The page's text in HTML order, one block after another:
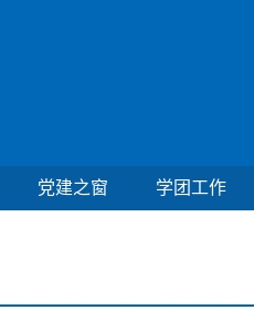
党建之窗 学团工作